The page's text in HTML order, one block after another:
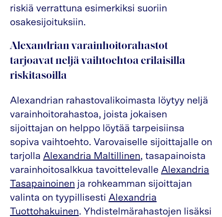
riskiä verrattuna esimerkiksi suoriin
osakesijoituksiin.
Alexandrian varainhoitorahastot
tarjoavat neljä vaihtoehtoa erilaisilla
riskitasoilla
Alexandrian rahastovalikoimasta löytyy neljä
varainhoitorahastoa, joista jokaisen
sijoittajan on helppo löytää tarpeisiinsa
sopiva vaihtoehto. Varovaiselle sijoittajalle on
tarjolla Alexandria Maltillinen, tasapainoista
varainhoitosalkkua tavoittelevalle Alexandria
Tasapainoinen ja rohkeamman sijoittajan
valinta on tyypillisesti Alexandria
Tuottohakuinen. Yhdistelmärahastojen lisäksi